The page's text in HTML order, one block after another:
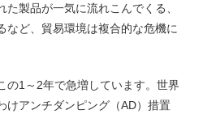
た製品が一気に流れこんでくる、
など、貿易環境は複合的な危機に
の1～2年で急増しています。世界
けアンチダンピング（AD）措置